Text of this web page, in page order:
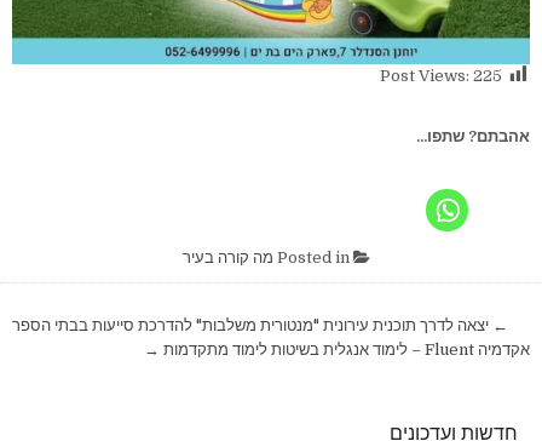
Post Views: 225
אהבתם? שתפו...
מה קורה בעיר
ניווט
← יצאה לדרך תוכנית עירונית "מנטורית משלבות" להדרכת סייעות בבתי הספר
אקדמיה Fluent – לימוד אנגלית בשיטות לימוד מתקדמות →
חדשות ועדכונים